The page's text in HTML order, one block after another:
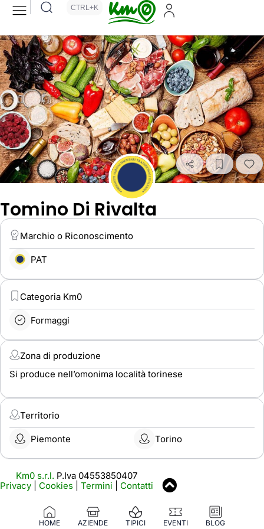
CTRL+K
HOME AZIENDE TIPICI EVENTI BLOG
Tomino Di Rivalta
Marchio o Riconoscimento
PAT
Categoria Km0
Formaggi
Zona di produzione
Si produce nell’omonima località torinese
Territorio
Piemonte Torino
Km0 s.r.l. P.Iva 04553850407
Privacy
Cookies Termini Contatti